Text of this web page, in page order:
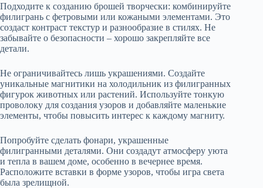
Подходите к созданию брошей творчески: комбинируйте
филигрань с фетровыми или кожаными элементами. Это
создаст контраст текстур и разнообразие в стилях. Не
забывайте о безопасности – хорошо закрепляйте все
детали.
Не ограничивайтесь лишь украшениями. Создайте
уникальные магнитики на холодильник из филигранных
фигурок животных или растений. Используйте тонкую
проволоку для создания узоров и добавляйте маленькие
элементы, чтобы повысить интерес к каждому магниту.
Попробуйте сделать фонари, украшенные
филигранными деталями. Они создадут атмосферу уюта
и тепла в вашем доме, особенно в вечернее время.
Расположите вставки в форме узоров, чтобы игра света
была зрелищной.